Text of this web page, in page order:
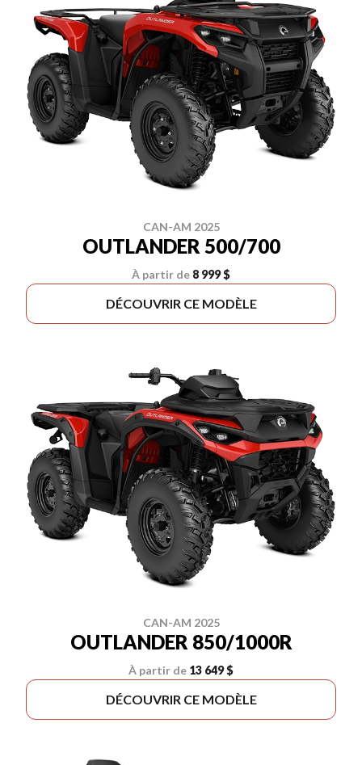
CAN-AM 2025
OUTLANDER 500/700
À partir de 8 999 $
DÉCOUVRIR CE MODÈLE
CAN-AM 2025
OUTLANDER 850/1000R
À partir de 13 649 $
DÉCOUVRIR CE MODÈLE